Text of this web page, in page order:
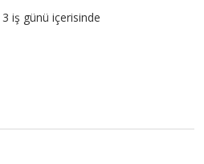
3 iş günü içerisinde